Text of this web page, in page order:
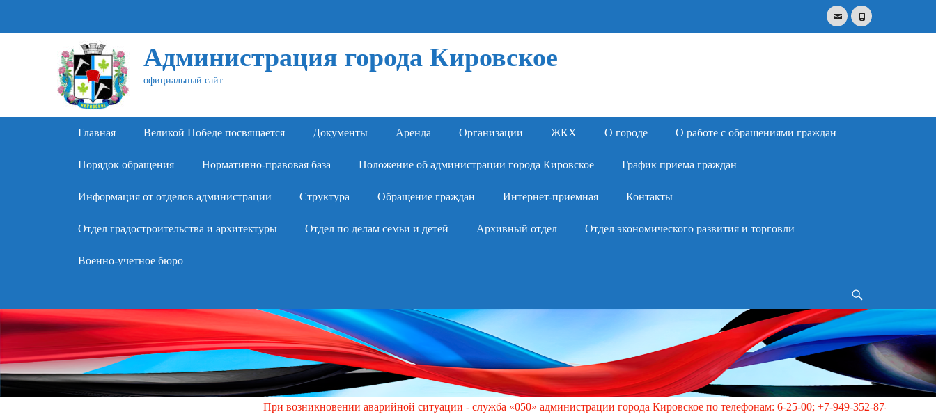
EmailPhone
Администрация города Кировское
официальный сайт
Primary Menu
Skip
content
Главная Великой Победе посвящается Документы Аренда Организации ЖКХ О городе О работе с обращениями граждан
Порядок обращения Нормативно-правовая база Положение об администрации города Кировское График приема граждан
Информация от отделов администрации Структура Обращение граждан Интернет-приемная Контакты
Отдел градостроительства и архитектуры Отдел по делам семьи и детей Архивный отдел Отдел экономического развития и торговли
Военно-учетное бюро
При возникновении аварийной ситуации - служба «050» администрации города Кировское по телефонам: 6-25-00; +7-949-352-87-40, 113 (круглосуточно)